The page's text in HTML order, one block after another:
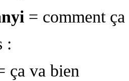
= comment ça
:
ça va bien